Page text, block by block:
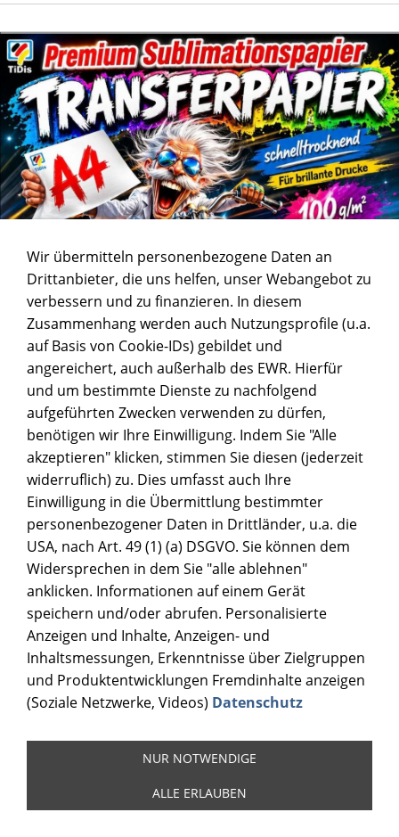
Wir übermitteln personenbezogene Daten an
Drittanbieter, die uns helfen, unser Webangebot zu
verbessern und zu finanzieren. In diesem
Zusammenhang werden auch Nutzungsprofile (u.a.
auf Basis von Cookie-IDs) gebildet und
angereichert, auch außerhalb des EWR. Hierfür
und um bestimmte Dienste zu nachfolgend
aufgeführten Zwecken verwenden zu dürfen,
benötigen wir Ihre Einwilligung. Indem Sie "Alle
akzeptieren" klicken, stimmen Sie diesen (jederzeit
widerruflich) zu. Dies umfasst auch Ihre
Einwilligung in die Übermittlung bestimmter
personenbezogener Daten in Drittländer, u.a. die
USA, nach Art. 49 (1) (a) DSGVO. Sie können dem
Widersprechen in dem Sie "alle ablehnen"
anklicken. Informationen auf einem Gerät
speichern und/oder abrufen. Personalisierte
Anzeigen und Inhalte, Anzeigen- und
Inhaltsmessungen, Erkenntnisse über Zielgruppen
und Produktentwicklungen Fremdinhalte anzeigen
(Soziale Netzwerke, Videos) Datenschutz
NUR NOTWENDIGE
ALLE ERLAUBEN